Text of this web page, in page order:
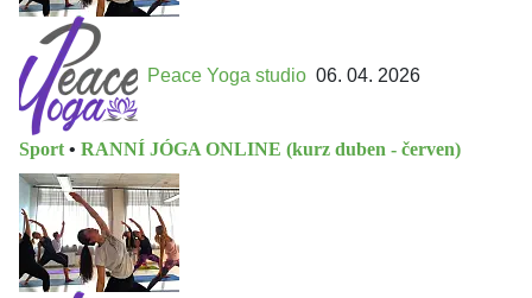
Peace Yoga studio 06. 04. 2026
Sport • RANNÍ JÓGA ONLINE (kurz duben - červen)